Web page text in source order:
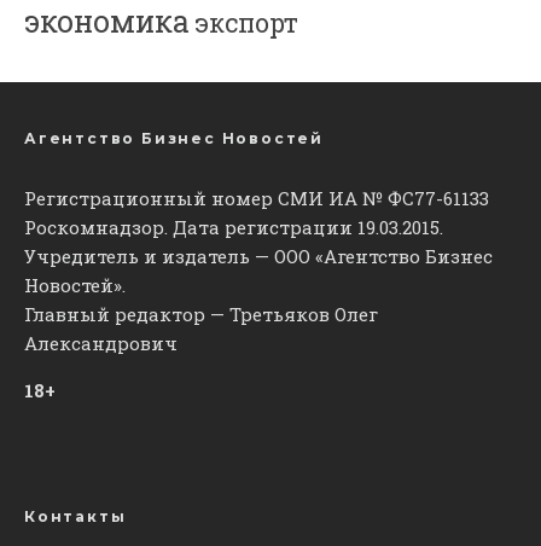
экономика экспорт
Агентство Бизнес Новостей
Регистрационный номер СМИ ИА № ФС77-61133
Роскомнадзор. Дата регистрации 19.03.2015.
Учредитель и издатель — ООО «Агентство Бизнес
Новостей».
Главный редактор — Третьяков Олег
Александрович
18+
Контакты